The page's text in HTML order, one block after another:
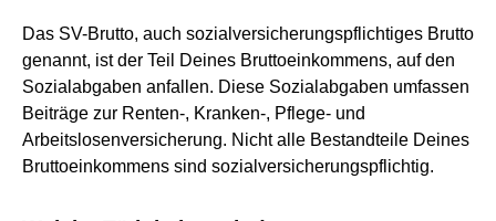
Das SV-Brutto, auch sozialversicherungspflichtiges Brutto
genannt, ist der Teil Deines Bruttoeinkommens, auf den
Sozialabgaben anfallen. Diese Sozialabgaben umfassen
Beiträge zur Renten-, Kranken-, Pflege- und
Arbeitslosenversicherung. Nicht alle Bestandteile Deines
Bruttoeinkommens sind sozialversicherungspflichtig.